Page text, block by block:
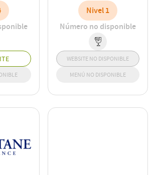
Nivel 1
Número no disponible
WEBSITE NO DISPONIBLE
MENÚ NO DISPONIBLE